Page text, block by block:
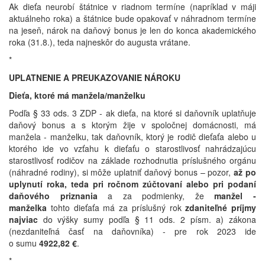
Ak dieťa neurobí štátnice v riadnom termíne (napríklad v máji
aktuálneho roka) a štátnice bude opakovať v náhradnom termíne
na jeseň, nárok na daňový bonus je len do konca akademického
roka (31.8.), teda najneskôr do augusta vrátane.
*
UPLATNENIE A PREUKAZOVANIE NÁROKU
Dieťa, ktoré má manžela/manželku
Podľa § 33 ods. 3 ZDP - ak dieťa, na ktoré si daňovník uplatňuje
daňový bonus a s ktorým žije v spoločnej domácnosti, má
manžela - manželku, tak daňovník, ktorý je rodič dieťaťa alebo u
ktorého ide vo vzťahu k dieťaťu o starostlivosť nahrádzajúcu
starostlivosť rodičov na základe rozhodnutia príslušného orgánu
(náhradné rodiny), si môže uplatniť daňový bonus – pozor,až po
uplynutí roka, teda pri ročnom zúčtovaní alebo pri podaní
daňového priznania
a za podmienky, žemanžel -
manželka tohto dieťaťa má za príslušný rokzdaniteľné príjmy
najviac do výšky sumy podľa § 11 ods. 2 písm. a) zákona
(nezdaniteľná časť na daňovníka) - pre rok 2023 ide
o sumu 4922,82 €.
*